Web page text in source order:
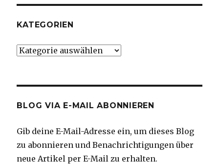
KATEGORIEN
Kategorien
BLOG VIA E-MAIL ABONNIEREN
Gib deine E-Mail-Adresse ein, um dieses Blog
zu abonnieren und Benachrichtigungen über
neue Artikel per E-Mail zu erhalten.